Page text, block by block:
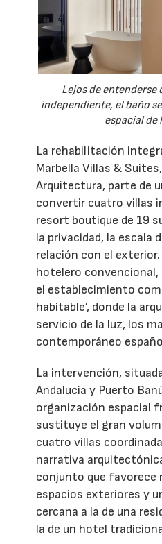
Lejos de entenderse
independiente, el baño
espacial de
La rehabilitación
Marbella Villas &
Arquitectura, parte de
convertir cuatro villas
resort boutique de 19
la privacidad, la escala
relación con el
hotelero
el establecimiento
habitable’, donde la
servicio de la luz, los
contemporáneo
La intervención,
Andalucía y Puerto
organización espacial
sustituye el gran
cuatro villas
narrativa
conjunto que favorece
espacios exteriores y
cercana a la de una
la de un hotel